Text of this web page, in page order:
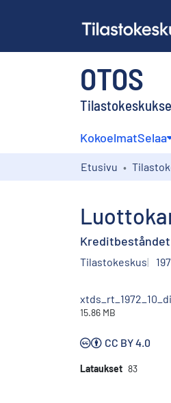
OTOS
KokoelmatSelaa
Etusivu
Kreditbeståndet
Tilastokeskus
15.86 MB
CC BY 4.0
Lataukset 83